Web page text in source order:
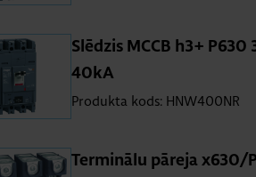
Slē­dzis MCCB h3+
40kA
Produkta kods: HNW400NR
Ter­mi­nālu pā­r­eja x630/